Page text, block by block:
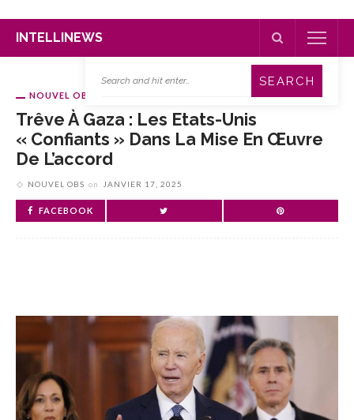
INTELLINEWS
NOUVEL OBS
Trêve À Gaza : Les Etats-Unis
« Confiants » Dans La Mise En Œuvre
De L’accord
NOUVEL OBS on JANVIER 17, 2025
FACEBOOK